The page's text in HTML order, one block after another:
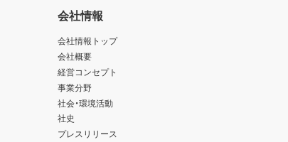
会社情報
会社情報トップ
会社概要
経営コンセプト
事業分野
社会・環境活動
社史
プレスリリース